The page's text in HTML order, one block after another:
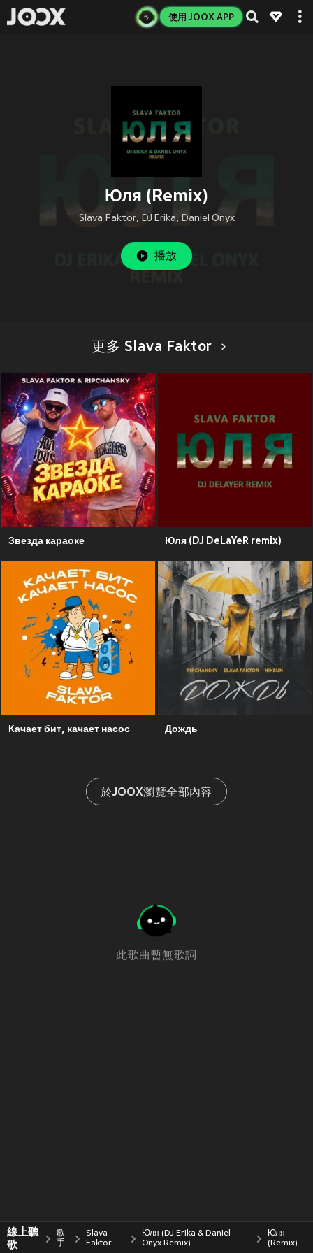
使用 JOOX APP
Юля (Remix)
Slava Faktor, DJ Erika, Daniel Onyx
播放
更多 Slava Faktor
Звезда караоке Юля (DJ DeLaYeR remix)
Качает бит, качает насос Дождь
於JOOX瀏覽全部內容
此歌曲暫無歌詞
線上聽
歌
歌
手
Slava
Faktor
Юля (DJ Erika & Daniel
Onyx Remix)
Юля
(Remix)